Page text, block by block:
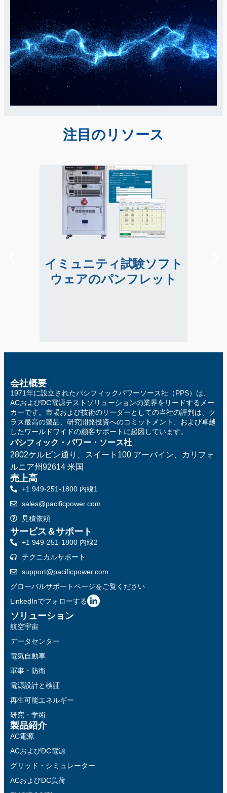
注目のリソース
イミュニティ試験ソフト
ウェアのパンフレット
イミュニティ試験ソフト
ウェアのパンフレット
イミュニティ・テスト・ソフトウェア
は、EMC準拠のためのテストを簡単に実
会社概要
1971年に設立されたパシフィックパワーソース社（PPS）は、
ACおよびDC電源テストソリューションの業界をリードするメー
カーです。市場および技術のリーダーとしての当社の評判は、ク
ラス最高の製品、研究開発投資へのコミットメント、および卓越
したワールドワイドの顧客サポートに起因しています。
パシフィック・パワー・ソース社
2802ケルビン通り、スイート100 アーバイン、カリフォ
ルニア州92614 米国
ソリューション
航空宇宙
データセンター
電気自動車
軍事・防衛
電源設計と検証
再生可能エネルギー
研究・学術
製品紹介
AC電源
ACおよびDC電源
グリッド・シミュレーター
ACおよびDC負荷
売上高
+1 949-251-1800 内線1
sales@pacificpower.com
見積依頼
サービス＆サポート
+1 949-251-1800 内線2
テクニカルサポート
support@pacificpower.com
グローバルサポートページをご覧ください
LinkedInでフォローする